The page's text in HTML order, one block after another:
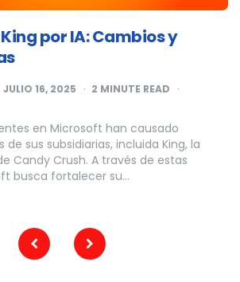
por IA: Cambios y
JULIO 16, 2025 2 MINUTE READ
en Microsoft han causado
de sus subsidiarias, incluida King, la
Candy Crush. A través de estas
busca fortalecer su…